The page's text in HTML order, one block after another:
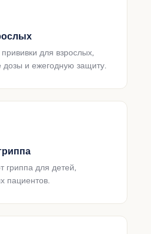
для взрослых,
дозы и ежегодную защиту.
гриппа для детей,
пациентов.